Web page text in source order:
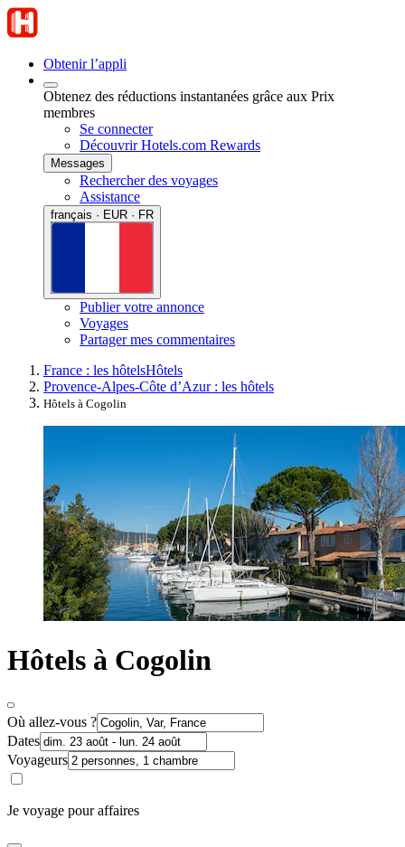
Obtenir l’appli
Obtenez des réductions instantanées grâce aux Prix
membres
Se connecter
Découvrir Hotels.com Rewards
Messages
Rechercher des voyages
Assistance
français · EUR · FR
Publier votre annonce
Voyages
Partager mes commentaires
France : les hôtelsHôtels
Provence-Alpes-Côte d’Azur : les hôtels
Hôtels à Cogolin
Hôtels à Cogolin
Où allez-vous ?
Dates
Voyageurs
Je voyage pour affaires